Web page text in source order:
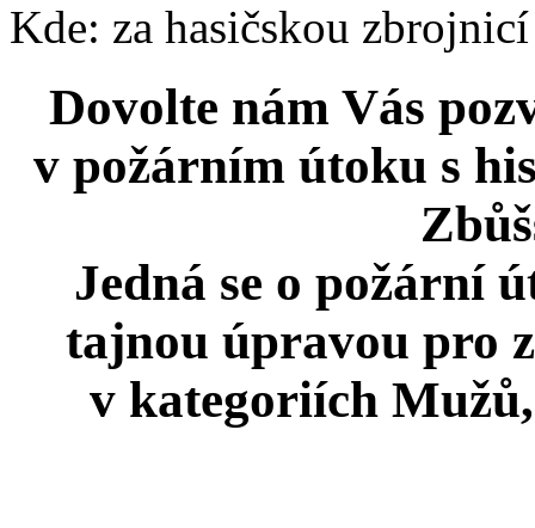
Kde: za hasičskou
Dovolte nám Vás
v požárním útoku s
Jedná se o požární
tajnou úpravou pro
v kategoriích